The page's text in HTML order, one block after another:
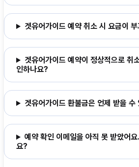
겟유어가이드 예약 취소 시 요금이
겟유어가이드 예약이 정상적으로 취
인하나요?
겟유어가이드 환불금은 언제 받을 수
예약 확인 이메일을 아직 못 받았어
요?